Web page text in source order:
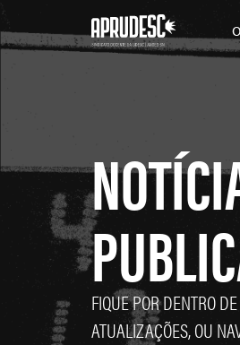
FIQUE POR DENTRO
ATUALIZAÇÕES, OU